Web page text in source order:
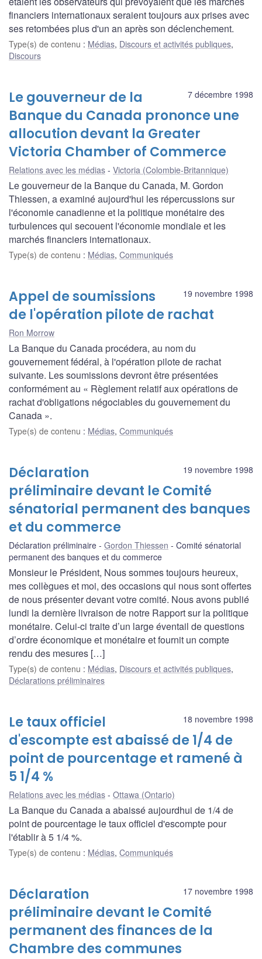
financiers internationaux seraient toujours aux prises avec
ses retombées plus d'un an après son déclenchement.
Type(s) de contenu : Médias, Discours et activités publiques,
Discours
7 décembre 1998
Le gouverneur de la
Banque du Canada prononce une
allocution devant la Greater
Victoria Chamber of Commerce
Relations avec les médias Victoria (Colombie-Britannique)
Le gouverneur de la Banque du Canada, M. Gordon
Thiessen, a examiné aujourd'hui les répercussions sur
l'économie canadienne et la politique monétaire des
turbulences qui secouent l'économie mondiale et les
marchés financiers internationaux.
Type(s) de contenu : Médias, Communiqués
19 novembre 1998
Appel de soumissions
de l'opération pilote de rachat
Ron Morrow
La Banque du Canada procédera, au nom du
gouvernement fédéral, à l'opération pilote de rachat
suivante. Les soumissions devront être présentées
conformément au « Règlement relatif aux opérations de
rachat d'obligations négociables du gouvernement du
Canada ».
Type(s) de contenu : Médias, Communiqués
19 novembre 1998
Déclaration
préliminaire devant le Comité
sénatorial permanent des banques
et du commerce
Déclaration préliminaire Gordon Thiessen
Comité sénatorial
permanent des banques et du commerce
Monsieur le Président, Nous sommes toujours heureux,
mes collègues et moi, des occasions qui nous sont offertes
de nous présenter devant votre comité. Nous avons publié
lundi la dernière livraison de notre Rapport sur la politique
monétaire. Celui-ci traite d’un large éventail de questions
d’ordre économique et monétaire et fournit un compte
rendu des mesures […]
Type(s) de contenu : Médias, Discours et activités publiques,
Déclarations préliminaires
18 novembre 1998
Le taux officiel
d'escompte est abaissé de 1/4 de
point de pourcentage et ramené à
5 1/4 %
Relations avec les médias Ottawa (Ontario)
La Banque du Canada a abaissé aujourdhui de 1/4 de
point de pourcentage le taux officiel d'escompte pour
l'établir à 5 1/4 %.
Type(s) de contenu : Médias, Communiqués
17 novembre 1998
Déclaration
préliminaire devant le Comité
permanent des finances de la
Chambre des communes